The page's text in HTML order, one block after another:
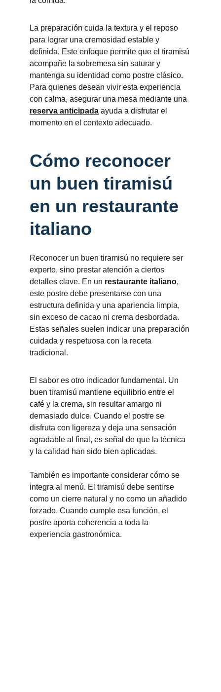
La preparación cuida la textura y el reposo
para lograr una cremosidad estable y
definida. Este enfoque permite que el tiramisú
acompañe la sobremesa sin saturar y
mantenga su identidad como postre clásico.
Para quienes desean vivir esta experiencia
con calma, asegurar una mesa mediante una
reserva anticipada ayuda a disfrutar el
momento en el contexto adecuado.
Cómo reconocer
un buen tiramisú
en un restaurante
italiano
Reconocer un buen tiramisú no requiere ser
experto, sino prestar atención a ciertos
detalles clave. En un restaurante italiano,
este postre debe presentarse con una
estructura definida y una apariencia limpia,
sin exceso de cacao ni crema desbordada.
Estas señales suelen indicar una preparación
cuidada y respetuosa con la receta
tradicional.
El sabor es otro indicador fundamental. Un
buen tiramisú mantiene equilibrio entre el
café y la crema, sin resultar amargo ni
demasiado dulce. Cuando el postre se
disfruta con ligereza y deja una sensación
agradable al final, es señal de que la técnica
y la calidad han sido bien aplicadas.
También es importante considerar cómo se
integra al menú. El tiramisú debe sentirse
como un cierre natural y no como un añadido
forzado. Cuando cumple esa función, el
postre aporta coherencia a toda la
experiencia gastronómica.